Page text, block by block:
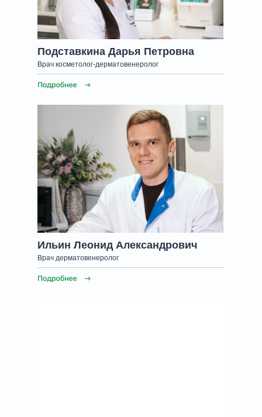
Подставкина Дарья Петровна
Врач косметолог-дерматовенеролог
Ильин Леонид Александрович
Врач дерматовенеролог